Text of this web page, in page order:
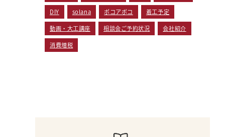
DIY solana ポコアポコ 着工予定
動画・大工講座 相談会ご予約状況 会社紹介
消費増税